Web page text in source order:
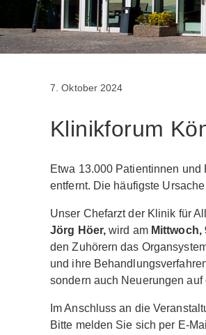
7. Oktober 2024
Klinikforum
Etwa 13.000 Patientinnen
entfernt. Die häufigste
Unser Chefarzt der Klinik für
Jörg Höer, wird am Mittwoch,
den Zuhörern das
und ihre
sondern auch Neuerungen
Im Anschluss an die
Bitte melden Sie sich per E-